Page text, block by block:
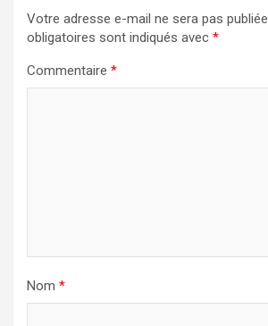
Votre adresse e-mail ne sera pas publiée.
obligatoires sont indiqués avec *
Commentaire *
Nom *